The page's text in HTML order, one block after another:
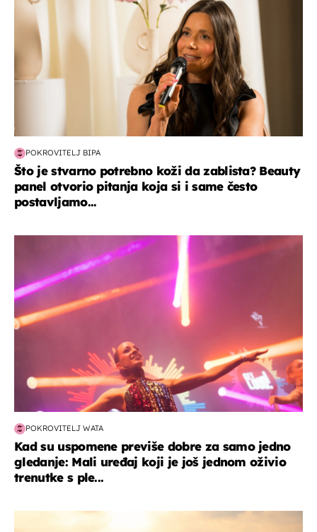
POKROVITELJ BIPA
Što je stvarno potrebno koži da zablista? Beauty
panel otvorio pitanja koja si i same često
postavljamo...
POKROVITELJ WATA
Kad su uspomene previše dobre za samo jedno
gledanje: Mali uređaj koji je još jednom oživio
trenutke s ple...